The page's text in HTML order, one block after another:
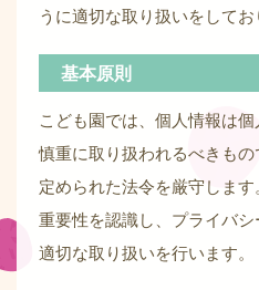
うに適切な取り扱いをしてお
基本原則
こども園では、個人情報は
慎重に取り扱われるべきもの
定められた法令を厳守しま
重要性を認識し、プライバ
適切な取り扱いを行います。